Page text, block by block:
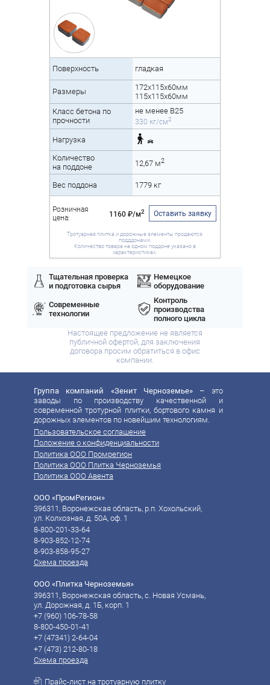
Поверхность гладкая
Размеры
172x115x60мм
115x115x60мм
Класс бетона по
прочности
не менее B25
330 кг/см2
Нагрузка
Количество
на поддоне
12,67 м2
Вес поддона 1779 кг
Розничная
цена:
1160 ₽/м2 Оставить заявку
Тротуарная плитка и дорожные элементы продаются
подддонами.
Количество товара на одном поддоне указано в
характеристиках.
Тщательная проверка
и подготовка сырья
Немецкое
оборудование
Современные
технологии
Контроль
производства
полного цикла
Настоящее предложение не является
публичной офертой, для заключения
договора просим обратиться в офис
компании.
Группа компаний «Зенит Черноземье»– это
заводы по производству качественной и
современной тротурной плитки, бортового камня и
дорожных элементов по новейшим технологиям.
Пользовательское соглашение
Положение о конфиденциальности
Политика ООО Промрегион
Политика ООО Плитка Черноземья
Политика ООО Авента
ООО «ПромРегион»
396311, Воронежская область, р.п. Хохольский,
ул. Колхозная, д. 50А, оф. 1
8-800-201-33-64
8-903-852-12-74
8-903-858-95-27
Схема проезда
ООО «Плитка Черноземья»
396311, Воронежская область, с. Новая Усмань,
ул. Дорожная, д. 1Б, корп. 1
+7 (960) 106-78-58‬
8-800-450-01-41
‪‪+7 (47341) 2-64-04
‪‪+7 (473) 212-80-18
Схема проезда
Прайс-лист на тротуарную плитку